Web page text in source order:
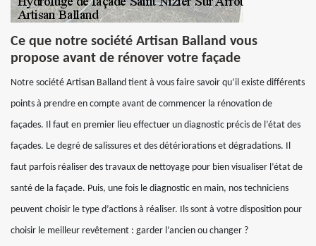
Ce que notre société Artisan Balland vous
propose avant de rénover votre façade
Notre société Artisan Balland tient à vous faire savoir qu’il existe différents
points à prendre en compte avant de commencer la rénovation de
façades. Il faut en premier lieu effectuer un diagnostic précis de l’état des
façades. Le degré de salissures et des détériorations et dégradations. Il
faut parfois réaliser des travaux de nettoyage pour bien visualiser l’état de
santé de la façade. Puis, une fois le diagnostic en main, nos techniciens
peuvent choisir le type d’actions à réaliser. Ils sont à votre disposition pour
choisir le meilleur revêtement : garder l’ancien ou changer ?